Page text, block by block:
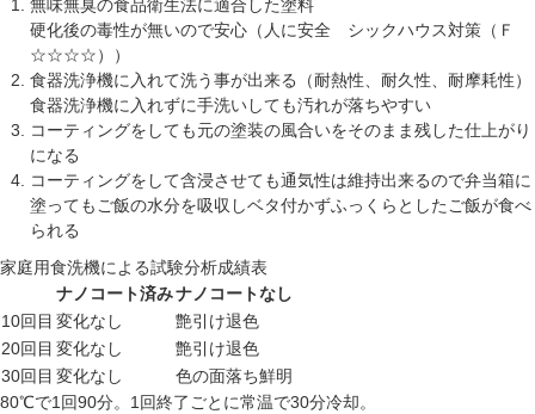
無味無臭の食品衛生法に適合した塗料
硬化後の毒性が無いので安心（人に安全 シックハウス対策（Ｆ
☆☆☆☆））
食器洗浄機に入れて洗う事が出来る（耐熱性、耐久性、耐摩耗性）
食器洗浄機に入れずに手洗いしても汚れが落ちやすい
コーティングをしても元の塗装の風合いをそのまま残した仕上がり
になる
コーティングをして含浸させても通気性は維持出来るので弁当箱に
塗ってもご飯の水分を吸収しベタ付かずふっくらとしたご飯が食べ
られる
家庭用食洗機による試験分析成績表
ナノコート済みナノコートなし
10回目 変化なし
艶引け退色
20回目 変化なし
艶引け退色
30回目 変化なし
色の面落ち鮮明
80℃で1回90分。1回終了ごとに常温で30分冷却。